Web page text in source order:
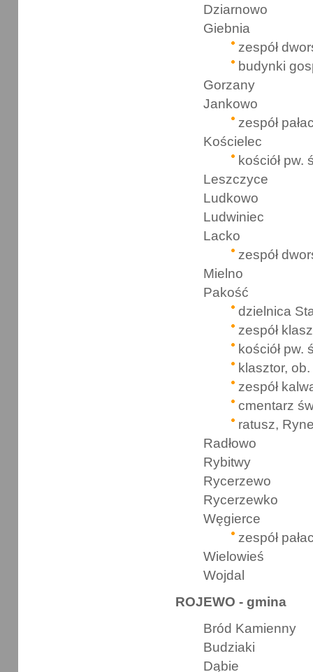
Dziarnowo
Giebnia
zespół
budynki
Gorzany
Jankowo
zespół
Kościelec
kościół pw.
Leszczyce
Ludkowo
Ludwiniec
Lacko
zespół
Mielno
Pakość
dzielnica
zespół
kościół pw.
klasztor,
zespół
cmentarz
ratusz,
Radłowo
Rybitwy
Rycerzewo
Rycerzewko
Węgierce
zespół
Wielowieś
Wojdal
ROJEWO - gmina
Bród Kamienny
Budziaki
Dąbie